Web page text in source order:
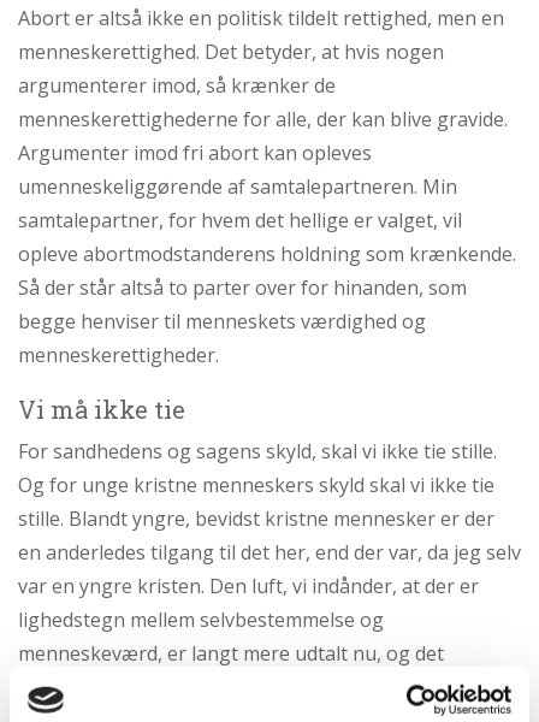
Abort er altså ikke en politisk tildelt rettighed, men en
menneskerettighed. Det betyder, at hvis nogen
argumenterer imod, så krænker de
menneskerettighederne for alle, der kan blive gravide.
Argumenter imod fri abort kan opleves
umenneskeliggørende af samtalepartneren. Min
samtalepartner, for hvem det hellige er valget, vil
opleve abortmodstanderens holdning som krænkende.
Så der står altså to parter over for hinanden, som
begge henviser til menneskets værdighed og
menneskerettigheder.
Vi må ikke tie
For sandhedens og sagens skyld, skal vi ikke tie stille.
Og for unge kristne menneskers skyld skal vi ikke tie
stille. Blandt yngre, bevidst kristne mennesker er der
en anderledes tilgang til det her, end der var, da jeg selv
var en yngre kristen. Den luft, vi indånder, at der er
lighedstegn mellem selvbestemmelse og
menneskeværd, er langt mere udtalt nu, og det
betyder, at der er nogle ting, der ser anderledes ud for